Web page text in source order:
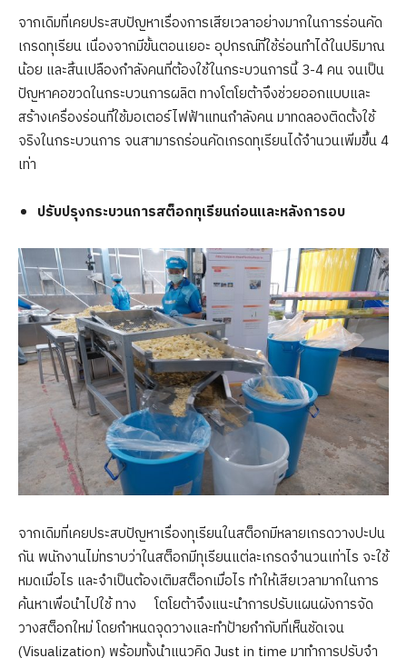
จากเดิมที่เคยประสบปัญหาเรื่องการเสียเวลาอย่างมากในการร่อนคัด
เกรดทุเรียน เนื่องจากมีขั้นตอนเยอะ อุปกรณ์ที่ใช้ร่อนทำได้ในปริมาณ
น้อย และสิ้นเปลืองกำลังคนที่ต้องใช้ในกระบวนการนี้ 3-4 คน จนเป็น
ปัญหาคอขวดในกระบวนการผลิต ทางโตโยต้าจึงช่วยออกแบบและ
สร้างเครื่องร่อนที่ใช้มอเตอร์ไฟฟ้าแทนกำลังคน มาทดลองติดตั้งใช้
จริงในกระบวนการ จนสามารถร่อนคัดเกรดทุเรียนได้จำนวนเพิ่มขึ้น 4
เท่า
ปรับปรุงกระบวนการสต็อกทุเรียนก่อนและหลังการอบ
จากเดิมที่เคยประสบปัญหาเรื่องทุเรียนในสต็อกมีหลายเกรดวางปะปน
กัน พนักงานไม่ทราบว่าในสต็อกมีทุเรียนแต่ละเกรดจำนวนเท่าไร จะใช้
หมดเมื่อไร และจำเป็นต้องเติมสต็อกเมื่อไร ทำให้เสียเวลามากในการ
ค้นหาเพื่อนำไปใช้ ทาง โตโยต้าจึงแนะนำการปรับแผนผังการจัด
วางสต็อกใหม่ โดยกำหนดจุดวางและทำป้ายกำกับที่เห็นชัดเจน
(Visualization) พร้อมทั้งนำแนวคิด Just in time มาทำการปรับจำ